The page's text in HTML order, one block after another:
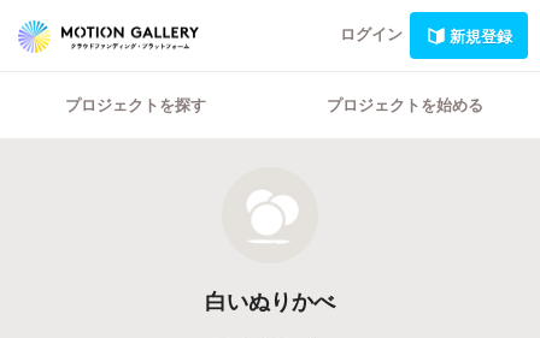
ログイン 新規登録
プロジェクトを探す プロジェクトを始める
白いぬりかべ